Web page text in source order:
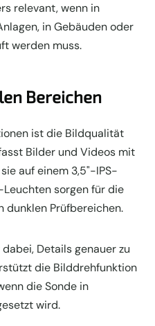
relevant, wenn in
in Gebäuden oder
werden muss.
Bereichen
ist die Bildqualität
Bilder und Videos mit
auf einem 3,5"-IPS-
sorgen für die
dunklen Prüfbereichen.
Details genauer zu
die Bilddrehfunktion
die Sonde in
wird.